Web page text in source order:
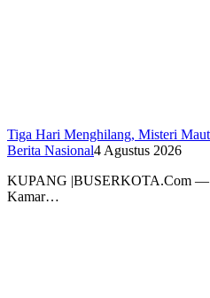
Tiga Hari Menghilang, Misteri
Berita Nasional4 Agustus 2026
KUPANG |BUSERKOTA.Com —
Kamar…